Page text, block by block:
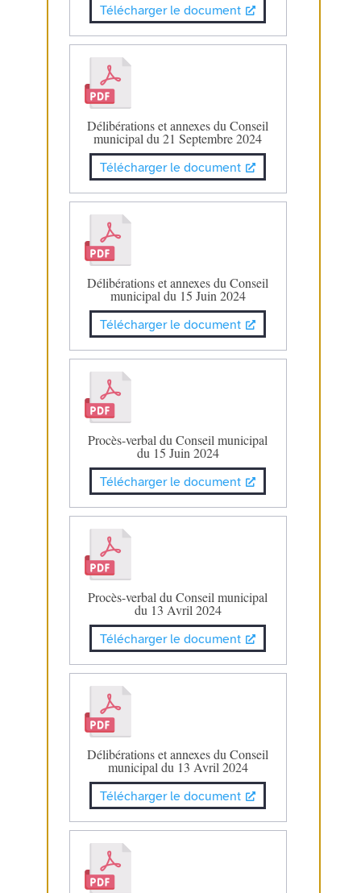
Télécharger le document
Délibérations et annexes du Conseil
municipal du 21 Septembre 2024
Télécharger le document
Délibérations et annexes du Conseil
municipal du 15 Juin 2024
Télécharger le document
Procès-verbal du Conseil municipal
du 15 Juin 2024
Télécharger le document
Procès-verbal du Conseil municipal
du 13 Avril 2024
Télécharger le document
Délibérations et annexes du Conseil
municipal du 13 Avril 2024
Télécharger le document